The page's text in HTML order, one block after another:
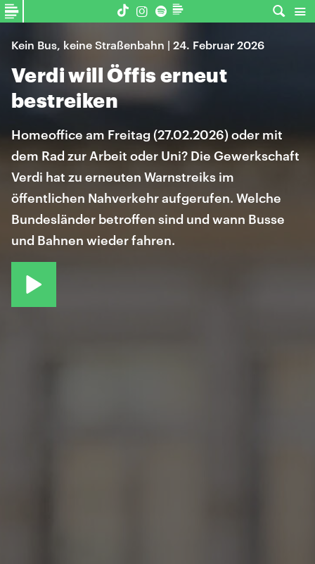
Kein Bus, keine Straßenbahn | 24. Februar 2026
Verdi will Öffis erneut
bestreiken
Homeoffice am Freitag (27.02.2026) oder mit
dem Rad zur Arbeit oder Uni? Die Gewerkschaft
Verdi hat zu erneuten Warnstreiks im
öffentlichen Nahverkehr aufgerufen. Welche
Bundesländer betroffen sind und wann Busse
und Bahnen wieder fahren.